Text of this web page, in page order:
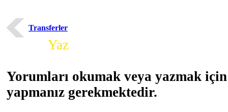
Transferler
Yaz
Yorumları okumak veya yazmak
yapmanız gerekmektedir.